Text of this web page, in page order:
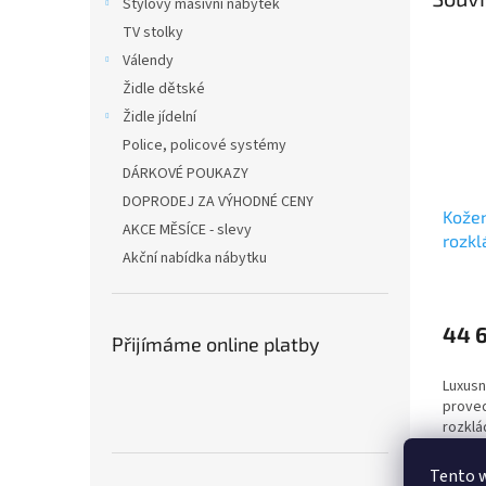
Tento
Stylový masivní nábytek
TV stolky
Válendy
Židle dětské
Židle jídelní
Police, policové systémy
DÁRKOVÉ POUKAZY
DOPRODEJ ZA VÝHODNÉ CENY
AKCE MĚSÍCE - slevy
Akční nabídka nábytku
Přijímáme online platby 44
kůže